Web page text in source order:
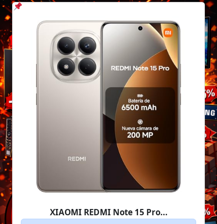
XIAOMI REDMI Note 15 Pro...